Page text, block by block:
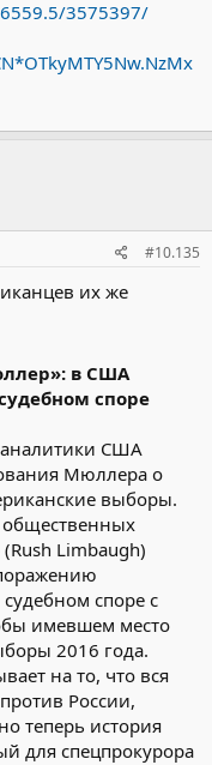
3575397/
#10.135
их же
в США
споре
США
Мюллера о
выборы.
Limbaugh)
споре с
имевшем место
2016 года.
на то, что вся
России,
теперь история
для спецпрокурора